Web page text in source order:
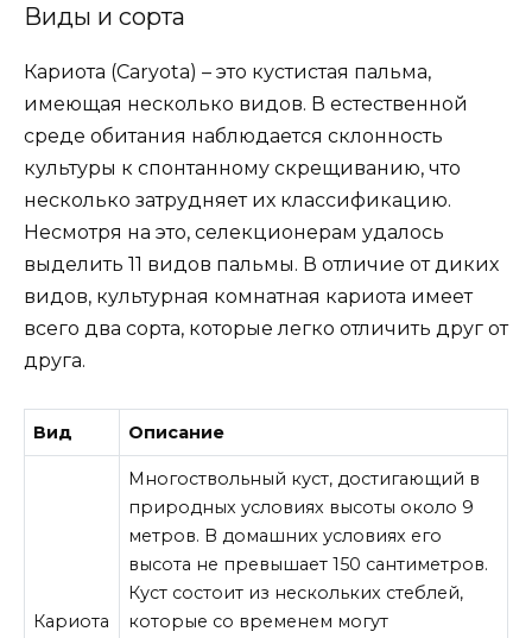
Виды и сорта
Кариота (Caryota) – это кустистая пальма,
имеющая несколько видов. В естественной
среде обитания наблюдается склонность
культуры к спонтанному скрещиванию, что
несколько затрудняет их классификацию.
Несмотря на это, селекционерам удалось
выделить 11 видов пальмы. В отличие от диких
видов, культурная комнатная кариота имеет
всего два сорта, которые легко отличить друг от
друга.
Вид Описание
Кариота
Многоствольный куст, достигающий в
природных условиях высоты около 9
метров. В домашних условиях его
высота не превышает 150 сантиметров.
Куст состоит из нескольких стеблей,
которые со временем могут